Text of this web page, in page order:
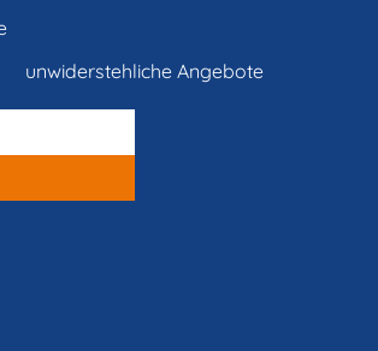
unwiderstehliche Angebote